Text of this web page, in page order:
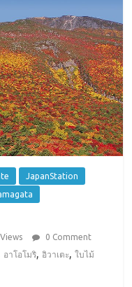
JapanStation
0 Comment
อาโอโมริ,อิวาเตะ,ใบไม้